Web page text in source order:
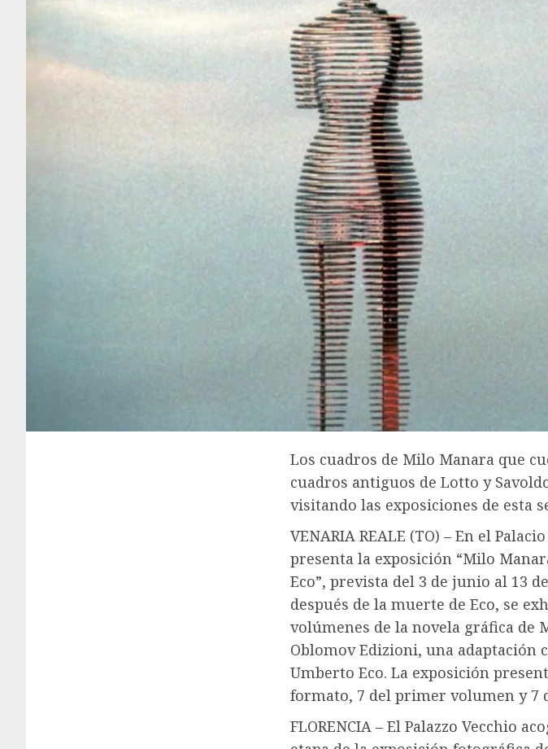
Los cuadros de Milo Manara que
cuadros antiguos de Lotto y
visitando las exposiciones de esta
VENARIA REALE (TO) – En el
presenta la exposición “Milo
Eco”, prevista del 3 de junio al 13
después de la muerte de Eco, se
volúmenes de la novela gráfica de
Oblomov Edizioni, una adaptación
Umberto Eco. La exposición
formato, 7 del primer volumen y 7
FLORENCIA – El Palazzo Vecchio